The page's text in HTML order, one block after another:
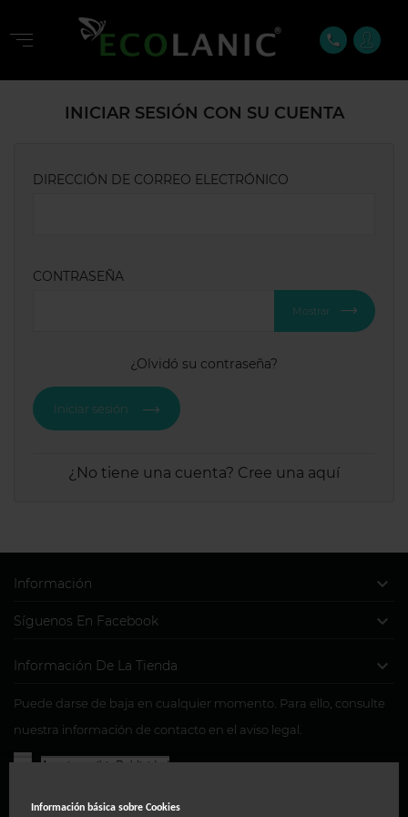
Información básica sobre Cookies
phone
INICIAR SESIÓN CON SU CUENTA
DIRECCIÓN DE CORREO ELECTRÓNICO
CONTRASEÑA
Mostrar
¿Olvidó su contraseña?
Iniciar sesión
¿No tiene una cuenta? Cree una aquí
Información De La Tienda 
Puede darse de baja en cualquier momento. Para ello, consulte
nuestra información de contacto en el aviso legal.
Acepto recibir Publicidad
Información 
Síguenos En Facebook 